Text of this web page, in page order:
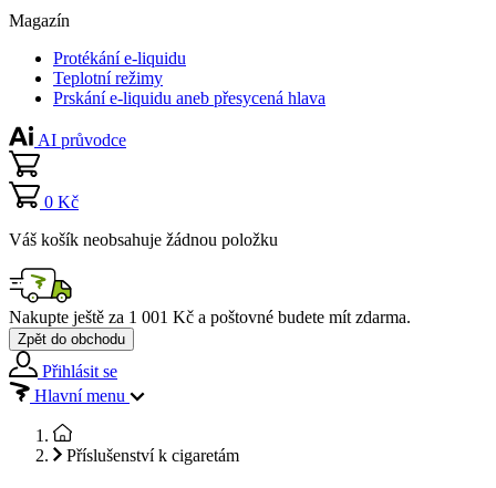
Magazín
Protékání e-liquidu
Teplotní režimy
Prskání e-liquidu aneb přesycená hlava
AI průvodce
0 Kč
Váš košík neobsahuje žádnou položku
Nakupte ještě za 1 001 Kč a poštovné budete mít zdarma.
Zpět do obchodu
Přihlásit se
Hlavní menu
Příslušenství k cigaretám